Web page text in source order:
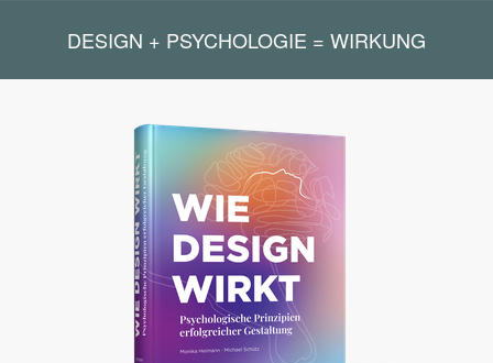
DESIGN + PSYCHOLOGIE = WIRKUNG